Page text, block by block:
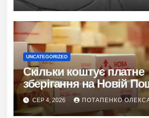
UNCATEGORIZED
Скільки коштує платне
зберігання на Новій
СЕР 4, 2026 ПОТАПЕНКО